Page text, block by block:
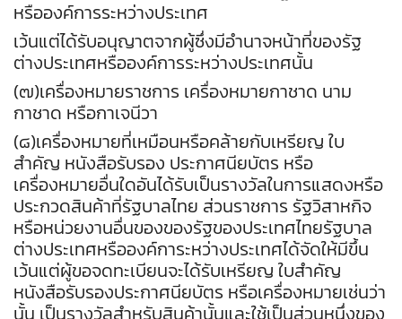
หรือองค์การระหว่างประเทศ
เว้นแต่ได้รับอนุญาตจากผู้ซึ่งมีอำนาจหน้าที่ของรัฐ
ต่างประเทศหรือองค์การระหว่างประเทศนั้น
(๗)เครื่องหมายราชการ เครื่องหมายกาชาด นาม
กาชาด หรือกาเจนีวา
(๘)เครื่องหมายที่เหมือนหรือคล้ายกับเหรียญ ใบ
สำคัญ หนังสือรับรอง ประกาศนียบัตร หรือ
เครื่องหมายอื่นใดอันได้รับเป็นรางวัลในการแสดงหรือ
ประกวดสินค้าที่รัฐบาลไทย ส่วนราชการ รัฐวิสาหกิจ
หรือหน่วยงานอื่นของของรัฐของประเทศไทยรัฐบาล
ต่างประเทศหรือองค์การะหว่างประเทศได้จัดให้มีขึ้น
เว้นแต่ผู้ขอจดทะเบียนจะได้รับเหรียญ ใบสำคัญ
หนังสือรับรองประกาศนียบัตร หรือเครื่องหมายเช่นว่า